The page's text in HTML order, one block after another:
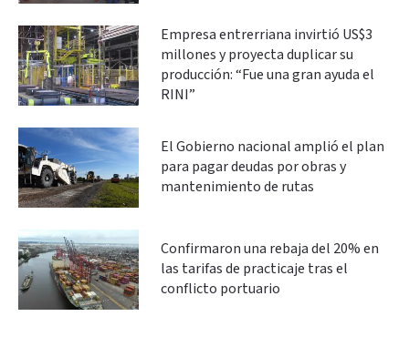
Empresa entrerriana invirtió US$3
millones y proyecta duplicar su
producción: “Fue una gran ayuda el
RINI”
El Gobierno nacional amplió el plan
para pagar deudas por obras y
mantenimiento de rutas
Confirmaron una rebaja del 20% en
las tarifas de practicaje tras el
conflicto portuario